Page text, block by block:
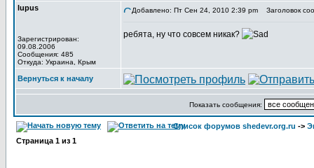
lupus
Зарегистрирован:
09.08.2006
Сообщения: 485
Откуда: Украина, Крым
Добавлено: Пт Сен 24, 2010 2:39 pm Заголовок
ребята, ну что совсем никак?
Вернуться к началу
Показать сообщения:
Список форумов shedevr.org.ru ->
Страница 1 из 1